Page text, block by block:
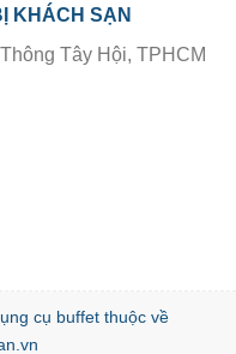
KHÁCH SẠN
Tây Hội, TPHCM
cụ buffetthuộc về